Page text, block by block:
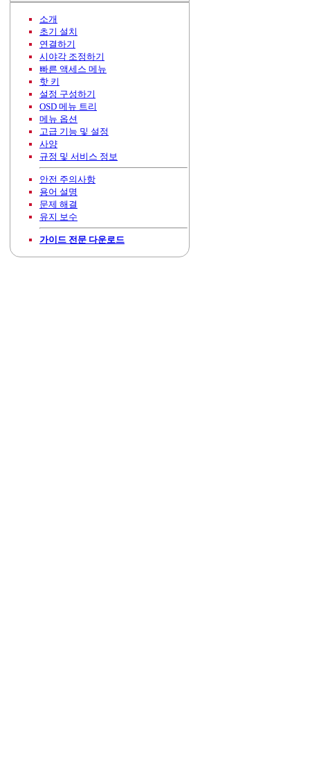
소개
초기 설치
연결하기
시야각 조정하기
빠른 액세스 메뉴
핫 키
설정 구성하기
OSD 메뉴 트리
메뉴 옵션
고급 기능 및 설정
사양
규정 및 서비스 정보
안전 주의사항
용어 설명
문제 해결
유지 보수
가이드 전문 다운로드